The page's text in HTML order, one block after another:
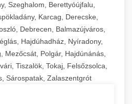
Szeghalom, Berettyóújfalu,
Karcag, Derecske,
Debrecen, Balmazújváros,
Hajdúhadház, Nyíradony,
Mezőcsát, Polgár, Hajdúnánás,
Tiszalök, Tokaj, Felsőzsolca,
Sárospatak, Zalaszentgrót